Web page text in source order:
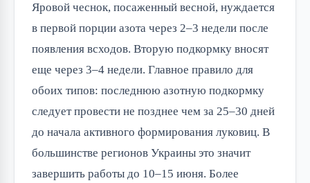
Яровой чеснок, посаженный весной, нуждается
в первой порции азота через 2–3 недели после
появления всходов. Вторую подкормку вносят
еще через 3–4 недели. Главное правило для
обоих типов: последнюю азотную подкормку
следует провести не позднее чем за 25–30 дней
до начала активного формирования луковиц. В
большинстве регионов Украины это значит
завершить работы до 10–15 июня. Более